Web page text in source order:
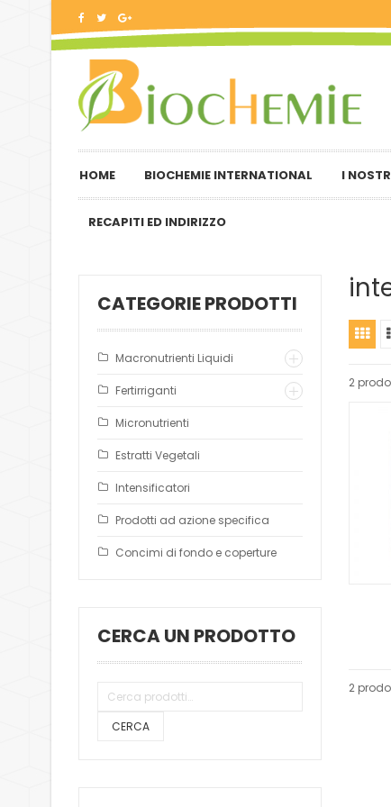
HOME BIOCHEMIE INTERNATIONAL I
RECAPITI ED INDIRIZZO
CATEGORIE PRODOTTI
Macronutrienti Liquidi
Fertirriganti
Micronutrienti
Estratti Vegetali
Intensificatori
Prodotti ad azione specifica
Concimi di fondo e coperture
CERCA UN PRODOTTO
2
2